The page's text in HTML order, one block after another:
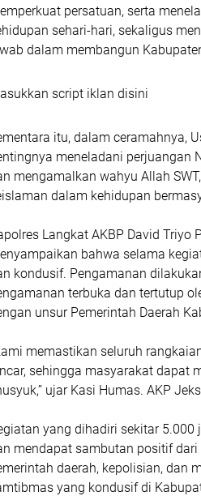
persatuan, serta
sehari-hari, sekaligus
dalam membangun
script iklan disini
itu, dalam ceramahnya,
meneladani perjuangan
mengamalkan wahyu Allah
dalam kehidupan
Langkat AKBP David Triyo
bahwa selama
kondusif. Pengamanan
terbuka dan tertutup
unsur Pemerintah Daerah
memastikan seluruh
sehingga masyarakat dapat
ujar Kasi Humas. AKP
yang dihadiri sekitar 5.000
mendapat sambutan positif
daerah, kepolisian, dan
yang kondusif di